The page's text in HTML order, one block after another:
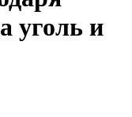
уголь и